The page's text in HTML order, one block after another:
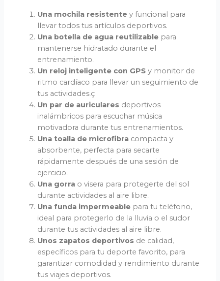
Una mochila resistente y funcional para
llevar todos tus artículos deportivos.
Una botella de agua reutilizable para
mantenerse hidratado durante el
entrenamiento.
Un reloj inteligente con GPS y monitor de
ritmo cardíaco para llevar un seguimiento de
tus actividades.ç
Un par de auriculares deportivos
inalámbricos para escuchar música
motivadora durante tus entrenamientos.
Una toalla de microfibra compacta y
absorbente, perfecta para secarte
rápidamente después de una sesión de
ejercicio.
Una gorra o visera para protegerte del sol
durante actividades al aire libre.
Una funda impermeable para tu teléfono,
ideal para protegerlo de la lluvia o el sudor
durante tus actividades al aire libre.
Unos zapatos deportivos de calidad,
específicos para tu deporte favorito, para
garantizar comodidad y rendimiento durante
tus viajes deportivos.